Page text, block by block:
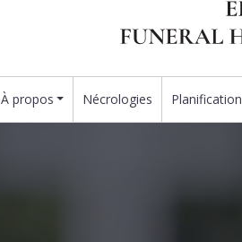
À propos Nécrologies Planification